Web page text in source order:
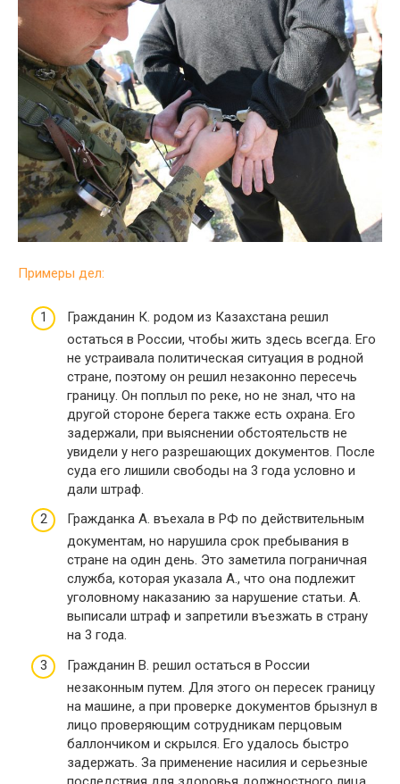
Примеры дел:
Гражданин К. родом из Казахстана решил
остаться в России, чтобы жить здесь всегда. Его
не устраивала политическая ситуация в родной
стране, поэтому он решил незаконно пересечь
границу. Он поплыл по реке, но не знал, что на
другой стороне берега также есть охрана. Его
задержали, при выяснении обстоятельств не
увидели у него разрешающих документов. После
суда его лишили свободы на 3 года условно и
дали штраф.
Гражданка А. въехала в РФ по действительным
документам, но нарушила срок пребывания в
стране на один день. Это заметила пограничная
служба, которая указала А., что она подлежит
уголовному наказанию за нарушение статьи. А.
выписали штраф и запретили въезжать в страну
на 3 года.
Гражданин В. решил остаться в России
незаконным путем. Для этого он пересек границу
на машине, а при проверке документов брызнул в
лицо проверяющим сотрудникам перцовым
баллончиком и скрылся. Его удалось быстро
задержать. За применение насилия и серьезные